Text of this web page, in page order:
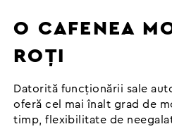
O CAFENEA
ROȚI
Datorită funcționării sale
oferă cel mai înalt grad de
timp, flexibilitate de